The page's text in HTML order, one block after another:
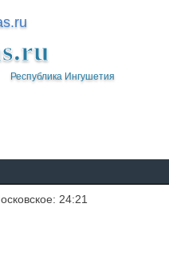
Республика Ингушетия
24:21